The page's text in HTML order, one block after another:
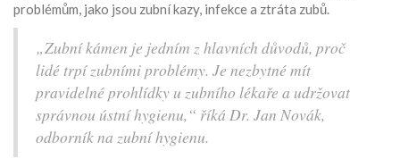
problémům, jako jsou zubní kazy, infekce a ztráta zubů.
„Zubní kámen je jedním z hlavních důvodů, proč
lidé trpí zubními problémy. Je nezbytné mít
pravidelné prohlídky u zubního lékaře a udržovat
správnou ústní hygienu,“ říká Dr. Jan Novák,
odborník na zubní hygienu.